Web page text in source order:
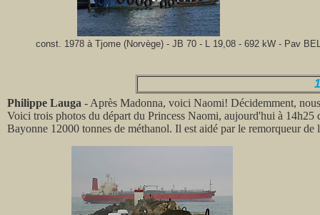
const. 1978 à Tjome (Norvège) - JB 70 - L 19,08 - 692 kW - Pav
Philippe Lauga - Après Madonna, voici Naomi! Décidemment,
Voici trois photos du départ du Princess Naomi, aujourd'hui à
Bayonne 12000 tonnes de méthanol. Il est aidé par le remorqueur